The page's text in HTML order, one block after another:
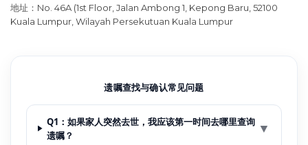
地址： No. 46A (1st Floor, Jalan Ambong 1, Kepong Baru, 52100
Kuala Lumpur, Wilayah Persekutuan Kuala Lumpur
遗嘱查找与确认常见问题
Q1：如果家人突然去世，我应该第一时间去哪里查询
遗嘱？
▼